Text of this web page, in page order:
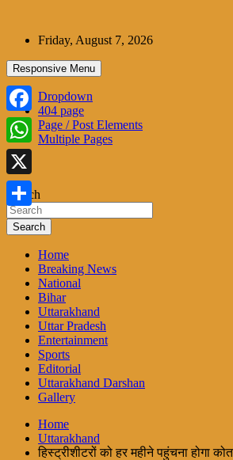
contentFriday, August 7, 2026
Responsive Menu
Dropdown
404 page
Page / Post Elements
Multiple Pages
Search
Search
Home
Breaking News
National
Bihar
Uttarakhand
Uttar Pradesh
Entertainment
Sports
Editorial
Uttarakhand Darshan
Gallery
Home
Uttarakhand
हिस्ट्रीशीटरों को हर महीने पहुंचना होगा
Facebook
WhatsApp
X
Share